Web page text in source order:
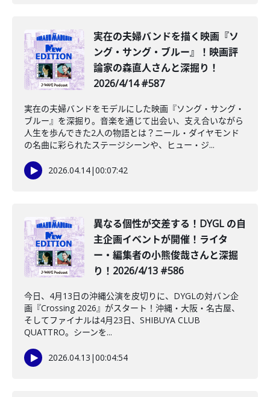
実在の夫婦バンドを描く映画『ソ
ング・サング・ブルー』！映画評
論家の森直人さんと深掘り！
2026/4/14 #587
実在の夫婦バンドをモデルにした映画『ソング・サング・
ブルー』を深掘り。音楽を通じて出会い、支え合いながら
人生を歩んできた2人の物語とは？ニール・ダイヤモンド
の名曲に彩られたステージシーンや、ヒュー・ジ...
2026.04.14|00:07:42
異なる個性が交差する！DYGL の自
主企画イベントが開催！ライタ
ー・編集者の小熊俊哉さんと深掘
り！2026/4/13 #586
今日、4月13日の沖縄公演を皮切りに、DYGLの対バン企
画『Crossing 2026』がスタート！沖縄・大阪・名古屋、
そしてファイナルは4月23日、SHIBUYA CLUB
QUATTRO。シーンを...
2026.04.13 |00:04:54